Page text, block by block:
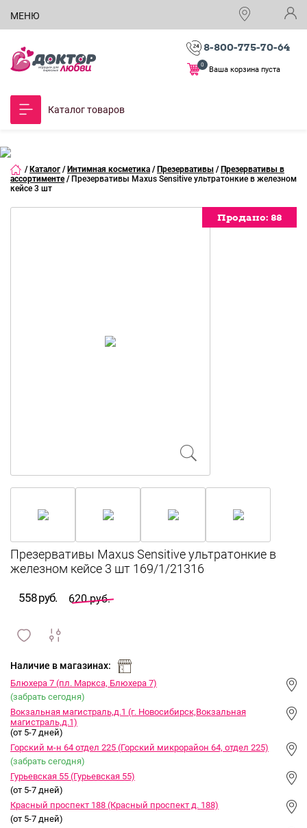
МЕНЮ
8-800-775-70-64
Ваша корзина пуста
0
Каталог товаров
/ Каталог / Интимная косметика / Презервативы / Презервативы в
ассортименте / Презервативы Maxus Sensitive ультратонкие в железном
кейсе 3 шт
Продано: 88
Продано: 88
Продано: 88
Продано: 88
558 руб. 620 руб.
и
Наличие в магазинах:
Блюхера 7 (пл. Маркса, Блюхера 7)
(забрать сегодня)
Вокзальная магистраль,д.1 (г. Новосибирск,Вокзальная
магистраль,д.1)
(от 5-7 дней)
Горский м-н 64 отдел 225 (Горский микрорайон 64, отдел 225)
(забрать сегодня)
Гурьевская 55 (Гурьевская 55)
(от 5-7 дней)
Красный проспект 188 (Красный проспект д. 188)
(от 5-7 дней)